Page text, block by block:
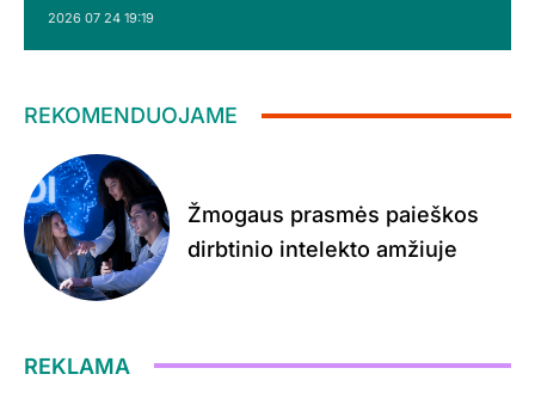
2026 07 24 19:19
REKOMENDUOJAME
Žmogaus prasmės paieškos
dirbtinio intelekto amžiuje
REKLAMA